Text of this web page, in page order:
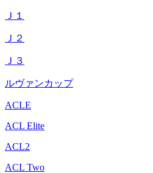
Ｊ１
Ｊ２
Ｊ３
ルヴァンカップ
ACLE
ACL Elite
ACL2
ACL Two